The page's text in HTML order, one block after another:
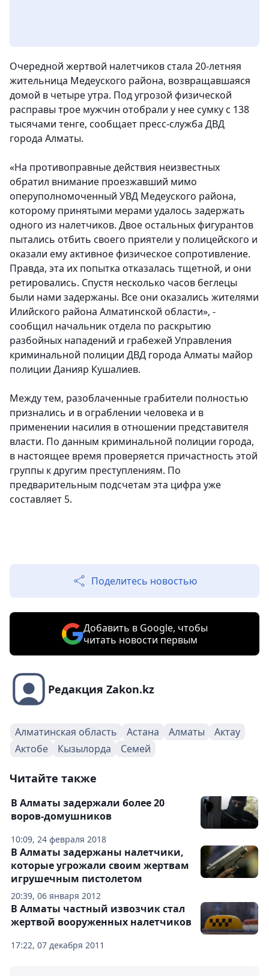
Очередной жертвой налетчиков стала 20-летняя
жительница Медеуского района, возвращавшаяся
домой в четыре утра. Под угрозой физической
расправы трое мужчин отобрали у нее сумку с 138
тысячами тенге, сообщает пресс-служба ДВД
города Алматы.
«На противоправные действия неизвестных
обратил внимание проезжавший мимо
оперуполномоченный УВД Медеуского района,
которому принятыми мерами удалось задержать
одного из налетчиков. Двое остальных фигурантов
пытались отбить своего приятели у полицейского и
оказали ему активное физическое сопротивление.
Правда, эта их попытка отказалась тщетной, и они
ретировались. Спустя несколько часов беглецы
были нами задержаны. Все они оказались жителями
Илийского района Алматинской области», -
сообщил начальник отдела по раскрытию
разбойных нападений и грабежей Управления
криминальной полиции ДВД города Алматы майор
полиции Данияр Кушалиев.
Между тем, разоблаченные грабители полностью
признались и в ограблении человека и в
применении насилия в отношении представителя
власти. По данным криминальной полиции города,
в настоящее время проверяется причастность этой
группы к другим преступлениям. По
предварительным подсчетам эта цифра уже
составляет 5.
Поделитесь новостью
Добавить в Google, чтобы
читать новости первым
Редакция Zakon.kz
Алматинская область Астана Алматы
Актау
Актобе
Кызылорда Семей
Читайте также
10:09, 24 февраля 2018
В Алматы задержали более 20
воров-домушников
20:39, 06 января 2012
В Алматы задержаны налетчики,
которые угрожали своим жертвам
игрушечным пистолетом
17:22, 07 декабря 2011
В Алматы частный извозчик стал
жертвой вооруженных налетчиков